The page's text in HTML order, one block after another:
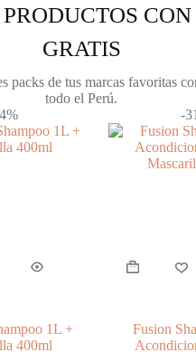
S/ 300.00.
S/ 200.00.
GRATIS
packs de tus marcas favoritas
todo el Perú.
1L +
400ml
-
Fusion